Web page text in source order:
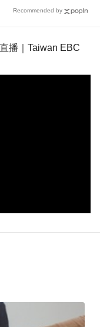
Recommended by
播｜Taiwan EBC